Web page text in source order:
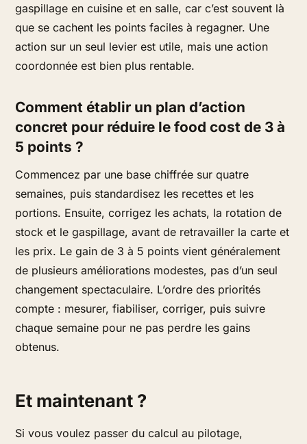
gaspillage en cuisine et en salle, car c’est souvent là
que se cachent les points faciles à regagner. Une
action sur un seul levier est utile, mais une action
coordonnée est bien plus rentable.
Comment établir un plan d’action
concret pour réduire le food cost de 3 à
5 points ?
Commencez par une base chiffrée sur quatre
semaines, puis standardisez les recettes et les
portions. Ensuite, corrigez les achats, la rotation de
stock et le gaspillage, avant de retravailler la carte et
les prix. Le gain de 3 à 5 points vient généralement
de plusieurs améliorations modestes, pas d’un seul
changement spectaculaire. L’ordre des priorités
compte : mesurer, fiabiliser, corriger, puis suivre
chaque semaine pour ne pas perdre les gains
obtenus.
Et maintenant ?
Si vous voulez passer du calcul au pilotage,